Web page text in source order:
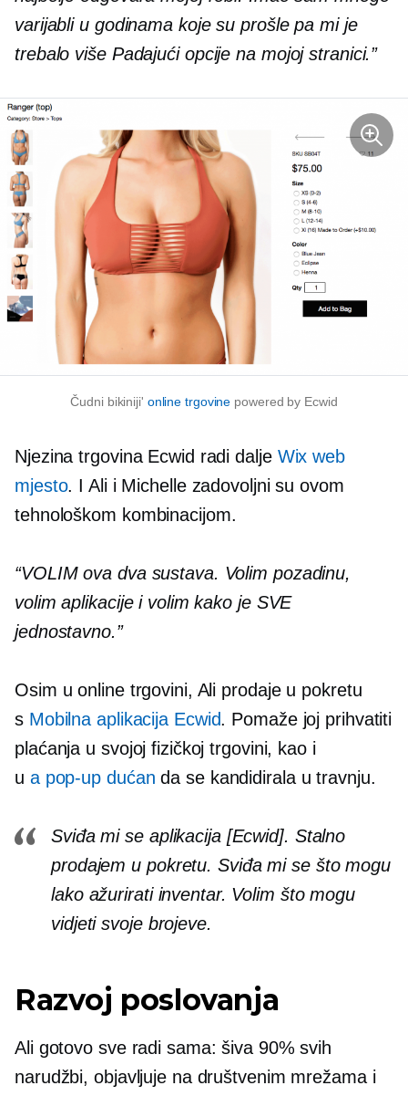
varijabli u godinama koje su prošle pa mi je
trebalo više Padajućiopcije na mojoj stranici.”
Čudni bikiniji' online trgovine powered by Ecwid
Njezina trgovina Ecwid radi dalje Wix web
mjesto. I Ali i Michelle zadovoljni su ovom
tehnološkom kombinacijom.
“VOLIM ova dva sustava. Volim pozadinu,
volim aplikacije i volim kako je SVE
jednostavno.”
Osim u online trgovini, Ali prodaje u pokretu
s Mobilna aplikacija Ecwid. Pomaže joj prihvatiti
plaćanja u svojoj fizičkoj trgovini, kao i
u a pop-up dućan da se kandidirala u travnju.
Sviđa mi se aplikacija [Ecwid]. Stalno
prodajem u pokretu. Sviđa mi se što mogu
lako ažurirati inventar. Volim što mogu
vidjeti svoje brojeve.
Razvoj poslovanja
Ali gotovo sve radi sama: šiva 90% svih
narudžbi, objavljuje na društvenim mrežama i